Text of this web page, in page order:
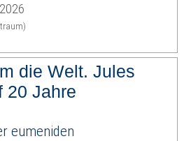
die Welt. Jules
20 Jahre
eumeniden